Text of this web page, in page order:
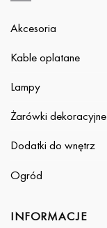
Akcesoria
Kable oplatane
Lampy
Żarówki dekoracyjne
Dodatki do wnętrz
Ogród
INFORMACJE